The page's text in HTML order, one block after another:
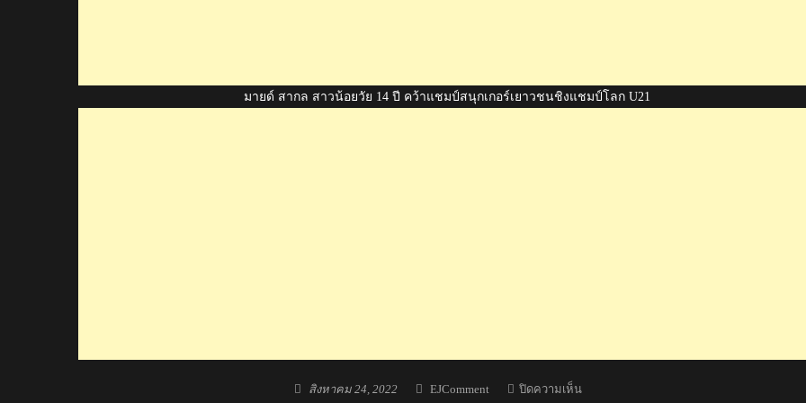
มายด์ สากล สาวน้อยวัย 14 ปี คว้าแชมป์สนุกเกอร์เยาวชนชิงแชมป์โลก U21
Posted
สิงหาคม 24, 2022 Author
EJComment ปิดความเห็นบน